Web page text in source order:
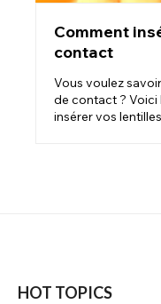
HOT TOPICS
Comment
contact
Vous voulez
de contact ?
insérer vos